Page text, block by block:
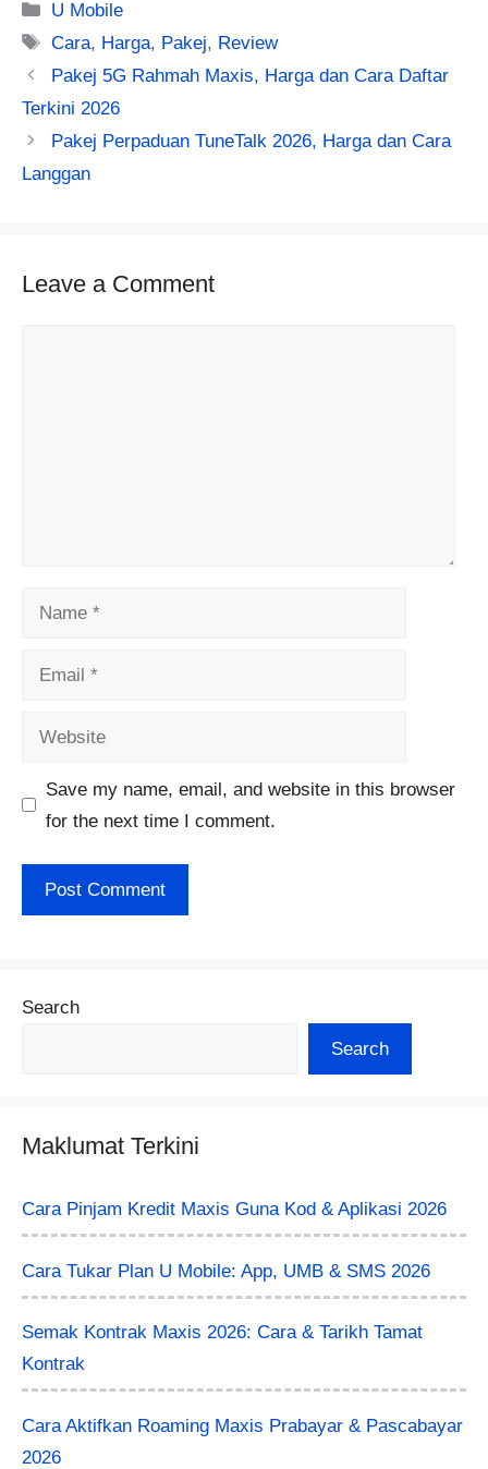
Categories
U Mobile
Tags
Cara, Harga, Pakej, Review
Pakej 5G Rahmah Maxis, Harga dan Cara Daftar
Terkini 2026
Pakej Perpaduan TuneTalk 2026, Harga dan Cara
Langgan
Leave a Comment
Name
Email
Website
Save my name, email, and website in this browser
for the next time I comment.
Search
Search
Maklumat Terkini
Cara Pinjam Kredit Maxis Guna Kod & Aplikasi 2026
Cara Tukar Plan U Mobile: App, UMB & SMS 2026
Semak Kontrak Maxis 2026: Cara & Tarikh Tamat
Kontrak
Cara Aktifkan Roaming Maxis Prabayar & Pascabayar
2026